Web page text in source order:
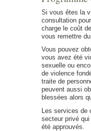
Si vous êtes la
consultation
charge le coût
vous remettre
Vous pouvez
vous avez été
sexuelle ou
de violence
traite de
peuvent aussi
blessées alors
Les services de
secteur privé
été approuvés.